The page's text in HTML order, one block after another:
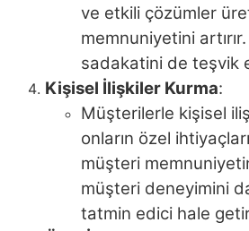
ve etkili çözümler
memnuniyetini
sadakatini de teşvik
Kişisel İlişkiler Kurma:
Müşterilerle kişisel
onların özel
müşteri
müşteri deneyimini
tatmin edici hale